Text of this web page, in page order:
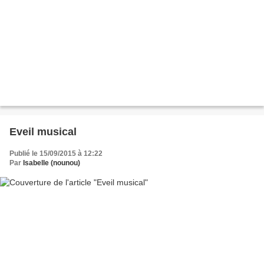
Eveil musical
Publié le 15/09/2015 à 12:22
Par Isabelle (nounou)